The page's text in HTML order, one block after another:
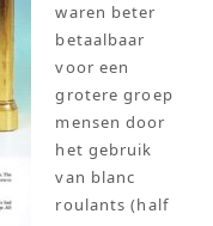
waren beter
betaalbaar
voor een
grotere groep
mensen door
het gebruik
van blanc
roulants (half